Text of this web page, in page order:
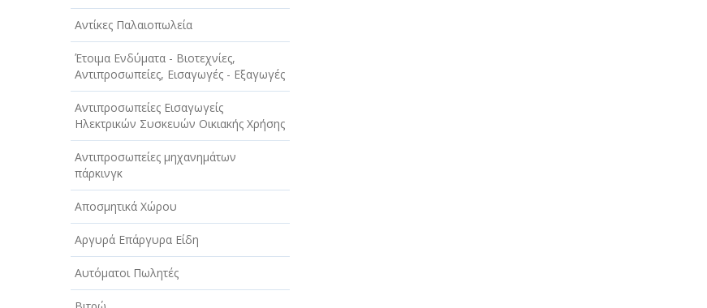
Αντίκες Παλαιοπωλεία
Έτοιμα Ενδύματα - Βιοτεχνίες,
Αντιπροσωπείες, Εισαγωγές - Εξαγωγές
Αντιπροσωπείες Εισαγωγείς
Ηλεκτρικών Συσκευών Οικιακής Χρήσης
Αντιπροσωπείες μηχανημάτων
πάρκινγκ
Αποσμητικά Χώρου
Αργυρά Επάργυρα Είδη
Αυτόματοι Πωλητές